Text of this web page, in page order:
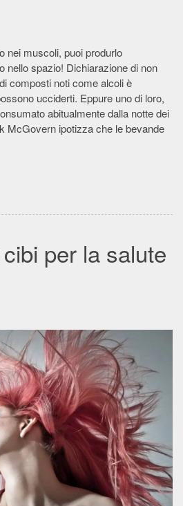
nei muscoli, puoi produrlo
nello spazio! Dichiarazione di non
composti noti come alcoli è
ucciderti. Eppure uno di loro,
abitualmente dalla notte dei
McGovern ipotizza che le bevande
per la salute